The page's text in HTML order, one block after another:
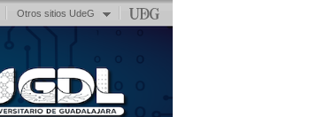
Otros sitios UdeG